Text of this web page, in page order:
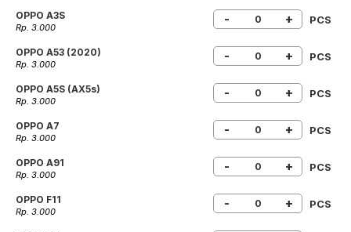
OPPO A3S
Rp. 3.000
- + PCS
OPPO A53 (2020)
Rp. 3.000
- + PCS
OPPO A5S (AX5s)
Rp. 3.000
- + PCS
OPPO A7
Rp. 3.000
- + PCS
OPPO A91
Rp. 3.000
- + PCS
OPPO F11
Rp. 3.000
- + PCS